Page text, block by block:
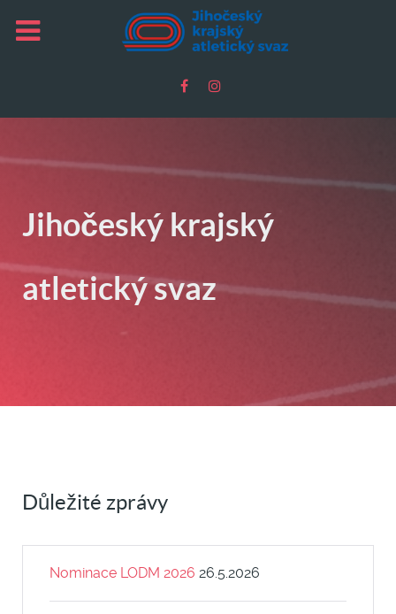
Jihočeský krajský
atletický svaz
Důležité zprávy
Nominace LODM 2026 26.5.2026